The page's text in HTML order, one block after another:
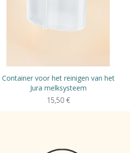
Container voor het reinigen van het
Jura melksysteem
15,50 €